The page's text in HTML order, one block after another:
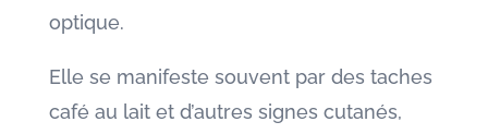
optique.
Elle se manifeste souvent par des taches
café au lait et d’autres signes cutanés,